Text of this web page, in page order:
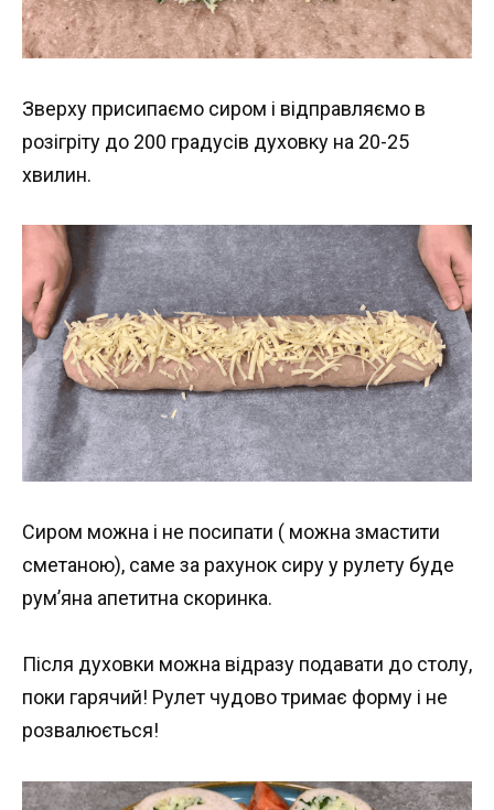
Зверху присипаємо сиром і відправляємо в
розігріту до 200 градусів духовку на 20-25
хвилин.
Сиром можна і не посипати ( можна змастити
сметаною), саме за рахунок сиру у рулету буде
рум’яна апетитна скоринка.
Після духовки можна відразу подавати до столу,
поки гарячий! Рулет чудово тримає форму і не
розвалюється!